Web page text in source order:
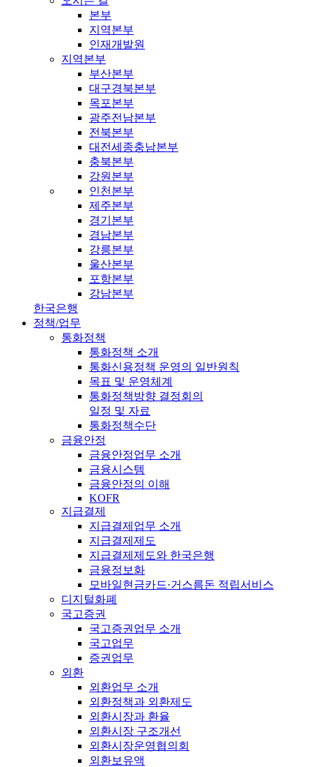
본부
지역본부
인재개발원
지역본부
부산본부
대구경북본부
목포본부
광주전남본부
전북본부
대전세종충남본부
충북본부
강원본부
인천본부
제주본부
경기본부
경남본부
강릉본부
울산본부
포항본부
강남본부
한국은행
정책/업무
통화정책
통화정책 소개
통화신용정책 운영의 일반원칙
목표 및 운영체계
통화정책방향 결정회의
일정 및 자료
통화정책수단
금융안정
금융안정업무 소개
금융시스템
금융안정의 이해
KOFR
지급결제
지급결제업무 소개
지급결제제도
지급결제제도와 한국은행
금융정보화
모바일현금카드·거스름돈 적립서비스
디지털화폐
국고증권
국고증권업무 소개
국고업무
증권업무
외환
외환업무 소개
외환정책과 외환제도
외환시장과 환율
외환시장 구조개선
외환시장운영협의회
외환보유액